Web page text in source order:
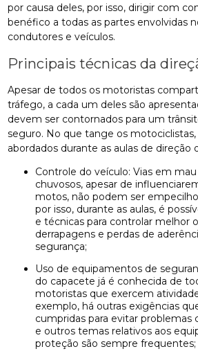
por causa deles, por isso, dirigir com
benéfico a todas as partes envolvidas
condutores e veículos.
Principais técnicas da
Apesar de todos os motoristas
tráfego, a cada um deles são
devem ser contornados para um
seguro. No que tange os
abordados durante as aulas de direção
Controle do veículo: Vias em mau estado ou dias
chuvosos, apesar de
motos, não podem ser
por isso, durante as aulas, é
e técnicas para controlar melhor
derrapagens e perdas de
segurança;
Uso de equipamentos de segurança: A obrigatoriedade
do capacete já é conhecida de
motoristas que exercem
exemplo, há outras exigências
cumpridas para evitar problemas
e outros temas relativos aos
proteção são sempre frequentes;